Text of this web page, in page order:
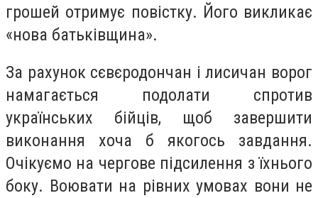
грошей отримує повістку. Його викликає
«нова батьківщина».
За рахунок сєвєродончан і лисичан ворог
намагається подолати спротив
українських бійців, щоб завершити
виконання хоча б якогось завдання.
Очікуємо на чергове підсилення з їхнього
боку. Воювати на рівних умовах вони не